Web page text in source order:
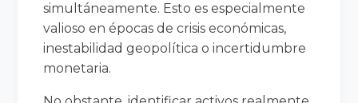
simultáneamente. Esto es especialmente
valioso en épocas de crisis económicas,
inestabilidad geopolítica o incertidumbre
monetaria.